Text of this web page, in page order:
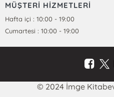
MÜŞTERİ HİZMETLERİ
Hafta içi : 10:00 - 19:00
Cumartesi : 10:00 - 19:00
© 2024 İmge